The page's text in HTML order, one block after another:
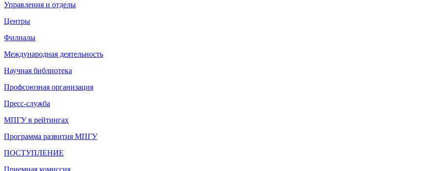
Управления и отделы
Центры
Филиалы
Международная деятельность
Научная библиотека
Профсоюзная организация
Пресс-служба
МПГУ в рейтингах
Программа развития МПГУ
ПОСТУПЛЕНИЕ